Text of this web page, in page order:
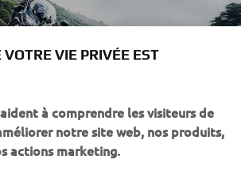
TEST CENTER
VOTRE VIE PRIVÉE EST
à comprendre les visiteurs de
notre site web, nos produits,
actions marketing.